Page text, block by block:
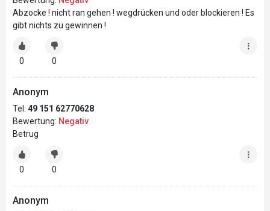
Abzocke ! nicht ran gehen ! wegdrücken und oder blockieren ! Es
gibt nichts zu gewinnen !
0 0
Anonym
Tel: 49 151 62770628
Bewertung: Negativ
Betrug
0 0
Anonym